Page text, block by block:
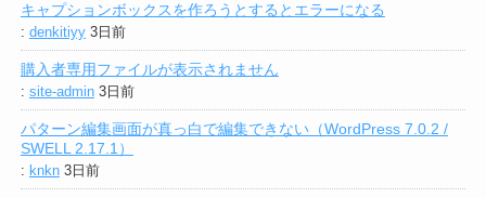
キャプションボックスを作ろうとするとエラーになる
: denkitiyy 3日前
購入者専用ファイルが表示されません
: site-admin 3日前
パターン編集画面が真っ白で編集できない（WordPress 7.0.2 /
SWELL 2.17.1）
: knkn 3日前